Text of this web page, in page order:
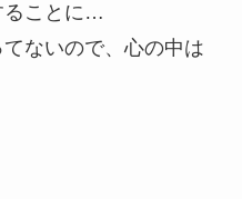
ることに…
ないので、心の中は